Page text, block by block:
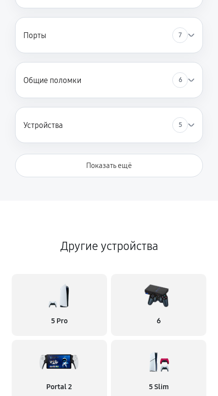
Порты 7
Общие поломки 6
Устройства 5
Показать ещё
Другие устройства
5 Pro 6
Portal 2 5 Slim